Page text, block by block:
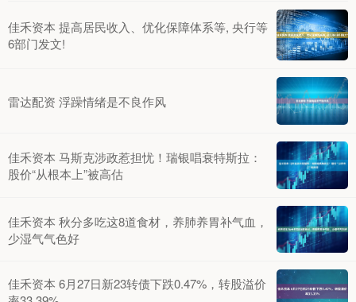
佳禾资本 提高居民收入、优化保障体系等, 央行等
6部门发文!
雷达配资 浮躁情绪是不良作风
佳禾资本 马斯克涉政惹担忧！瑞银唱衰特斯拉：
股价“从根本上”被高估
佳禾资本 秋分多吃这8道食材，养肺养胃补气血，
少湿气气色好
佳禾资本 6月27日新23转债下跌0.47%，转股溢价